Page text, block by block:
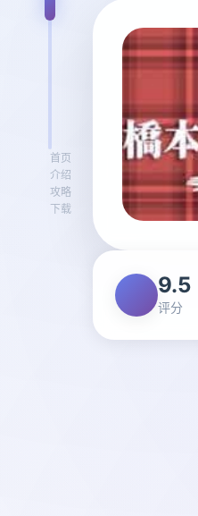
首页
介绍
攻略
下载
9.5
评分